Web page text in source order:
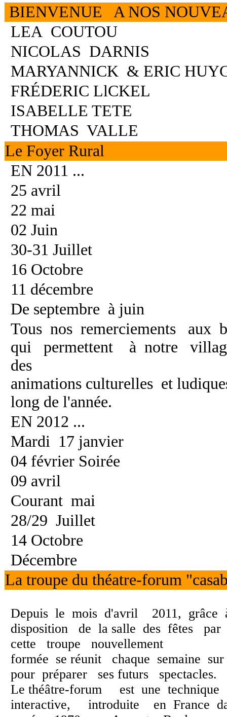
BIENVENUE A NOS
LEA COUTOU
NICOLAS DARNIS
MARYANNICK & ERIC
FRÉDERIC LlCKEL
ISABELLE TETE
THOMAS VALLE
Le Foyer Rural
EN 2011 ...
25 avril
22 mai
02 Juin
30-31 Juillet
16 Octobre
11 décembre
De septembre à juin
Tous nos remerciements aux
qui permettent à notre
des
animations culturelles et
long de l'année.
EN 2012 ...
Mardi 17 janvier
04 février Soirée
09 avril
Courant mai
28/29 Juillet
14 Octobre
Décembre
La troupe du théatre-forum
Depuis le mois d'avril 2011, grâce
disposition de la salle des fêtes
cette troupe nouvellement
formée se réunit chaque semaine
pour préparer ses futurs spectacles.
Le théâtre-forum est une
interactive, introduite en France